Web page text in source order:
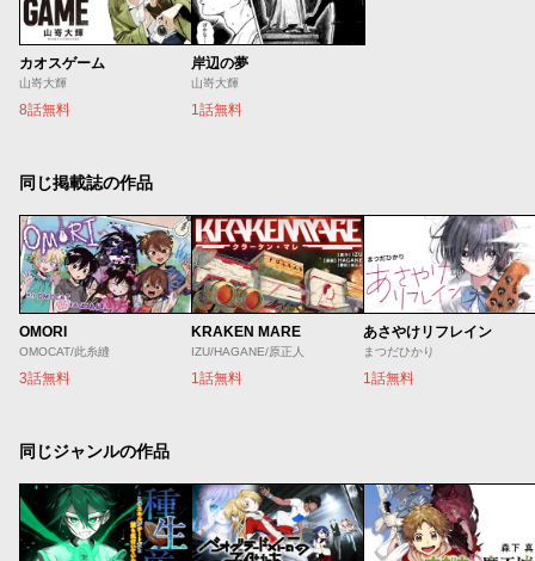
カオスゲーム
山嵜大輝
8話無料
岸辺の夢
山嵜大輝
1話無料
同じ掲載誌の作品
OMORI
OMOCAT/此糸縫
3話無料
KRAKEN MARE
IZU/HAGANE/原正人
1話無料
あさやけリフレイン
まつだひかり
1話無料
同じジャンルの作品